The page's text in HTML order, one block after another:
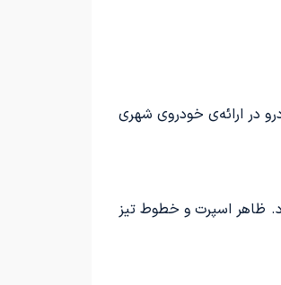
در ارائه‌ی خودروی شهری
ظاهر اسپرت و خطوط تیز